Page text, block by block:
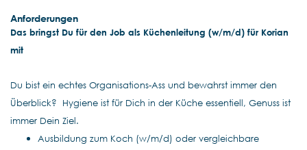
Anforderungen
Das bringst Du für den Job als Küchenleitung (w/m/d) für Korian
mit
Du bist ein echtes Organisations-Ass und bewahrst immer den
Überblick? Hygiene ist für Dich in der Küche essentiell, Genuss ist
immer Dein Ziel.
Ausbildung zum Koch (w/m/d) oder vergleichbare